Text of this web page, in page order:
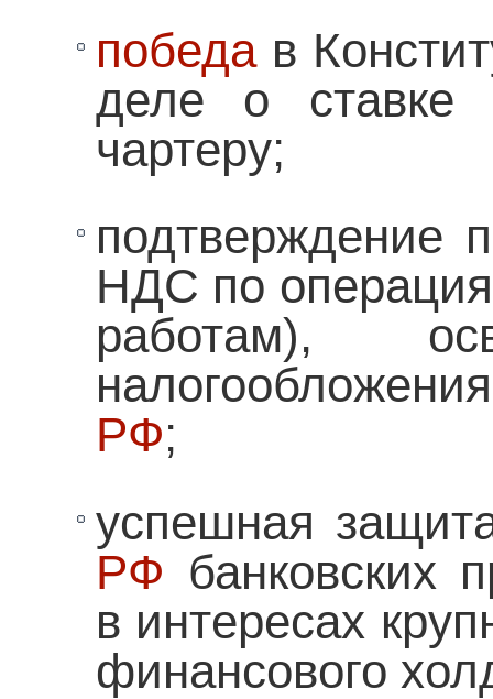
победав
деле о
чартеру;
подтверждение
НДС по
работам),
РФ;
успешная
РФ банковских
в интересах
финансового